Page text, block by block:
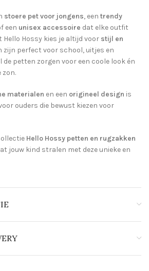
stoere pet voor jongens, een trendy
een unisex accessoire dat elke outfit
Hossy kies je altijd voor stijl en
zijn perfect voor school, uitjes en
petten zorgen voor een coole look én
zon.
materialen en een origineel design is
ouders die bewust kiezen voor
Hello Hossy petten en rugzakken
jouw kind stralen met deze unieke en